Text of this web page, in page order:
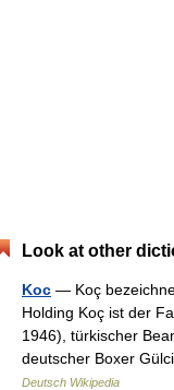
Look at other
Koc — Koç
Holding Koç ist der
1946), türkischer
deutscher Boxer
Deutsch Wikipedia